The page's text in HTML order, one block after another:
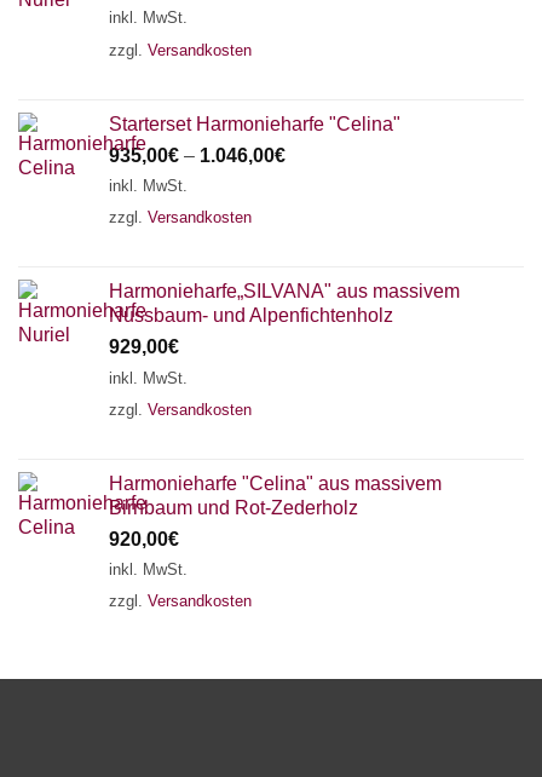
inkl. MwSt.
zzgl. Versandkosten
Starterset Harmonieharfe "Celina"
935,00€ – 1.046,00€
inkl. MwSt.
zzgl. Versandkosten
Harmonieharfe„SILVANA" aus massivem
Nussbaum- und Alpenfichtenholz
929,00€
inkl. MwSt.
zzgl. Versandkosten
Harmonieharfe "Celina" aus massivem
Birnbaum und Rot-Zederholz
920,00€
inkl. MwSt.
zzgl. Versandkosten